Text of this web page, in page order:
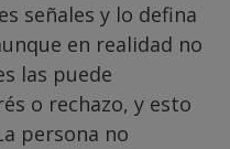
señales y lo defina
en realidad no
las puede
o rechazo, y esto
persona no